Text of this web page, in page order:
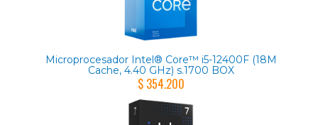
Microprocesador Intel® Core™ i5-12400F (18M
Cache, 4.40 GHz) s.1700 BOX
$ 354.200